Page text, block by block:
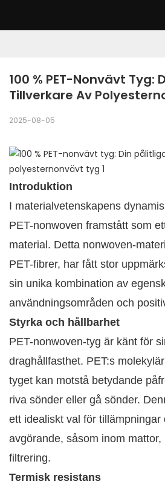
100 % PET-Nonvävt Tyg:
Tillverkare Av
2025-08-05
Introduktion
I materialvetenskapens
PET-nonwoven framstått som
material. Detta nonwoven-
PET-fibrer, har fått stor
sin unika kombination av
användningsområden och
Styrka och hållbarhet
PET-nonwoven-tyg är känt för
draghållfasthet. PET:s
tyget kan motstå betydande
riva sönder eller gå sönder.
ett idealiskt val för tillämpningar
avgörande, såsom inom
filtrering. ​
Termisk resistans